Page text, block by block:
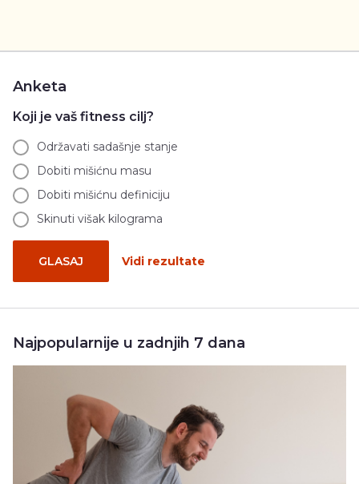
Anketa
Koji je vaš fitness cilj?
Održavati sadašnje stanje
Dobiti mišićnu masu
Dobiti mišićnu definiciju
Skinuti višak kilograma
GLASAJ Vidi rezultate
Najpopularnije u zadnjih 7 dana